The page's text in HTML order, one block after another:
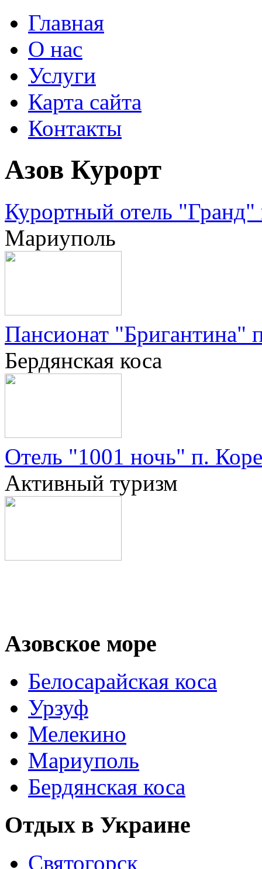
Главная
О нас
Услуги
Карта сайта
Контакты
Азов Курорт
Курортный отель "Гранд"
Мариуполь
Пансионат "Бригантина"
Бердянская коса
Отель "1001 ночь" п.
Активный туризм
Азовское море
Белосарайская коса
Урзуф
Мелекино
Мариуполь
Бердянская коса
Отдых в Украине
Святогорск